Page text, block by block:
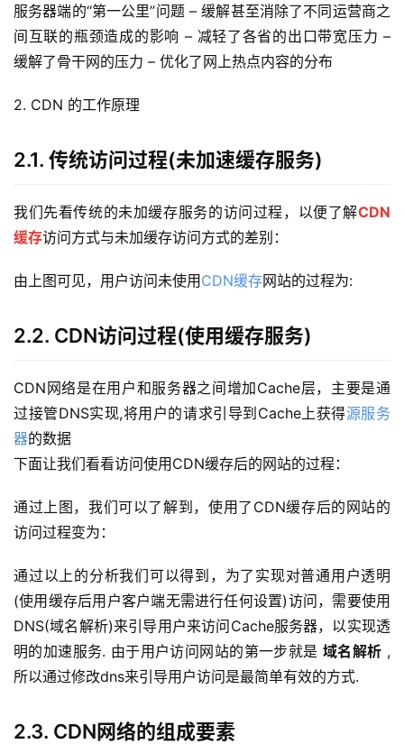
服务器端的“第一公里”问题 – 缓解甚至消除了不同运营商之
间互联的瓶颈造成的影响 – 减轻了各省的出口带宽压力 –
缓解了骨干网的压力 – 优化了网上热点内容的分布
2. CDN 的工作原理
2.1. 传统访问过程(未加速缓存服务)
我们先看传统的未加缓存服务的访问过程，以便了解CDN
缓存访问方式与未加缓存访问方式的差别：
由上图可见，用户访问未使用CDN缓存网站的过程为:
2.2. CDN访问过程(使用缓存服务)
CDN网络是在用户和服务器之间增加Cache层，主要是通
过接管DNS实现,将用户的请求引导到Cache上获得源服务
器的数据
下面让我们看看访问使用CDN缓存后的网站的过程：
通过上图，我们可以了解到，使用了CDN缓存后的网站的
访问过程变为：
通过以上的分析我们可以得到，为了实现对普通用户透明
(使用缓存后用户客户端无需进行任何设置)访问，需要使用
DNS(域名解析)来引导用户来访问Cache服务器，以实现透
明的加速服务. 由于用户访问网站的第一步就是 域名解析 ,
所以通过修改dns来引导用户访问是最简单有效的方式.
2.3. CDN网络的组成要素